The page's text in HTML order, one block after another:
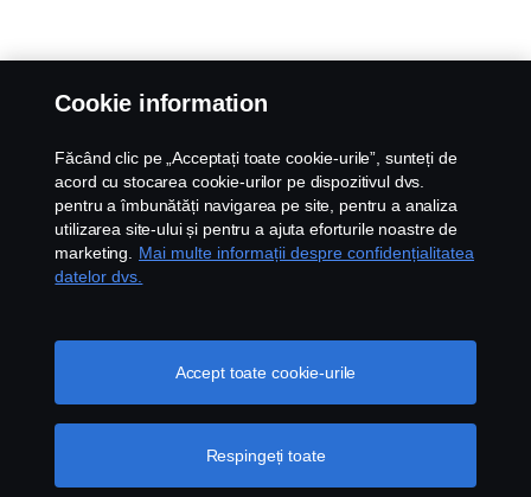
Cookie information
Făcând clic pe „Acceptați toate cookie-urile”, sunteți de
acord cu stocarea cookie-urilor pe dispozitivul dvs.
pentru a îmbunătăți navigarea pe site, pentru a analiza
utilizarea site-ului și pentru a ajuta eforturile noastre de
marketing.
Mai multe informații despre confidențialitatea
datelor dvs.
Respingeți toate
Accept toate cookie-urile